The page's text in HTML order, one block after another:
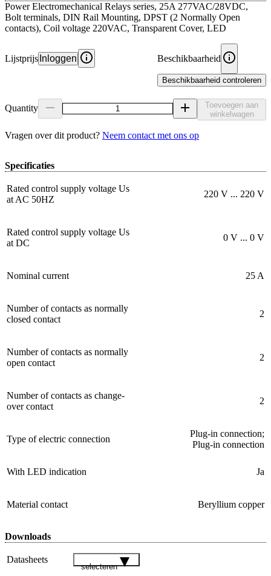
Power Electromechanical Relays series, 25A 277VAC/28VDC,
Bolt terminals, DIN Rail Mounting, DPST (2 Normally Open
contacts), Coil voltage 220VAC, Transparent Cover, LED
Lijstprijs Inloggen Beschikbaarheid
Beschikbaarheid controleren
Quantity
Toevoegen aan
winkelwagen
Vragen over dit product? Neem contact met ons op
Specificaties
Rated control supply voltage Us
at AC 50HZ
220 V ... 220 V
Rated control supply voltage Us
at DC
0 V ... 0 V
Nominal current 25 A
Number of contacts as normally
closed contact
2
Number of contacts as normally
open contact
2
Number of contacts as change-
over contact
2
Type of electric connection
Plug-in connection;
Plug-in connection
With LED indication Ja
Material contact Beryllium copper
Downloads
Datasheets
selecteren